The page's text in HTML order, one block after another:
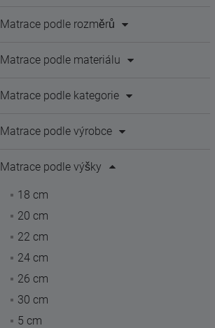
Matrace podle rozměrů
Matrace podle materiálu
Matrace podle kategorie
Matrace podle výrobce
Matrace podle výšky
18 cm
20 cm
22 cm
24 cm
26 cm
30 cm
5 cm